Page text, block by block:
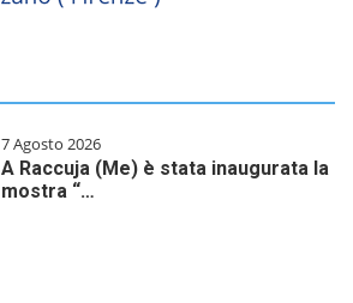
7 Agosto 2026
A Raccuja (Me) è stata inaugurata la
mostra “…